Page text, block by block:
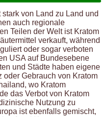
von Land zu Land und
auch regionale
Teilen der Welt ist Kratom
verkauft, während
oder sogar verboten
USA auf Bundesebene
und Städte haben eigene
oder Gebrauch von Kratom
wo Kratom
das Verbot von Kratom
Nutzung zu
ist ebenfalls gemischt,